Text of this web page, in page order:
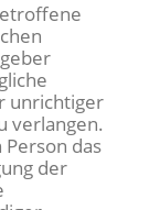
unrichtiger
verlangen.
das
der